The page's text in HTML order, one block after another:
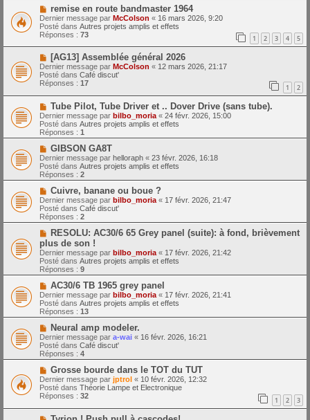
s
a
g
e
a
u
m
e
s
s
a
g
e
N
o
u
v
e
a
m
e
s
s
a
g
e
remise en route bandmaster 1964
Dernier message par McColson « 16 mars 2026, 9:20
Posté dans Autres projets amplis et effets
Réponses : 73 1 2 3 4 5
N
o
u
v
e
a
u
m
e
s
s
a
g
e
[AG13] Assemblée général 2026
Dernier message par McColson « 12 mars 2026, 21:17
Posté dans Café discut'
Réponses : 17 1 2
N
o
u
v
e
a
m
e
s
s
a
g
e
Tube Pilot, Tube Driver et .. Dover Drive (sans tube).
Dernier message par bilbo_moria « 24 févr. 2026, 15:00
Posté dans Autres projets amplis et effets
Réponses : 1
N
o
u
v
e
a
m
e
s
s
a
g
e
GIBSON GA8T
Dernier message par helloraph « 23 févr. 2026, 16:18
Posté dans Autres projets amplis et effets
Réponses : 2
N
o
u
v
e
a
u
m
e
s
s
g
e
Cuivre, banane ou boue ?
Dernier message par bilbo_moria « 17 févr. 2026, 21:47
Posté dans Café discut'
Réponses : 2
N
u
v
e
a
m
e
s
s
a
g
e
RESOLU: AC30/6 65 Grey panel (suite): à fond, brièvement
plus de son !
Dernier message par bilbo_moria « 17 févr. 2026, 21:42
Posté dans Autres projets amplis et effets
Réponses : 9
N
o
u
v
e
a
u
m
e
s
s
a
g
e
AC30/6 TB 1965 grey panel
Dernier message par bilbo_moria « 17 févr. 2026, 21:41
Posté dans Autres projets amplis et effets
Réponses : 13
N
o
u
v
e
a
m
e
s
s
a
Neural amp modeler.
Dernier message par a-wai « 16 févr. 2026, 16:21
Posté dans Café discut'
Réponses : 4
N
o
u
v
e
a
u
Grosse bourde dans le TOT du TUT
Dernier message par jptrol « 10 févr. 2026, 12:32
Posté dans Théorie Lampe et Electronique
Réponses : 32 1 2 3
N